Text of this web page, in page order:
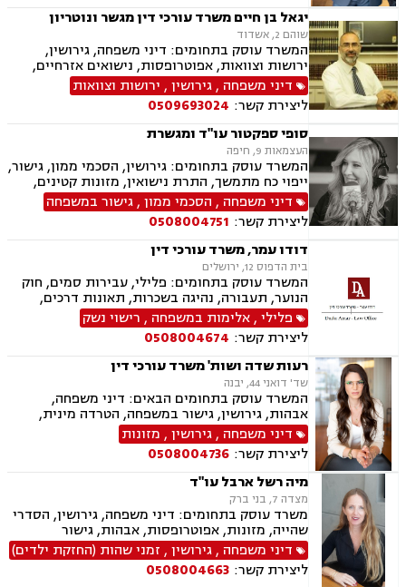
יגאל בן חיים משרד עורכי דין מגשר ונוטריון
שוהם 2, אשדוד
המשרד עוסק בתחומים: דיני משפחה, גירושין,
ירושות וצוואות, אפוטרופסות, נישואים אזרחיים,
גישור במשפחה, הסכמי ממון, נוטריון, אבהות,
אלימות במשפחה, ייצוג קטינים, ידועים בציבור,
מזונות, משמורת, מעמד אישי, דיני משפחה.
דיני משפחה ,גירושין, ירושות וצוואות
ליצירת קשר: 0509693024
סופי ספקטור עו"ד ומגשרת
העצמאות 9, חיפה
המשרד עוסק בתחומים: גירושין, הסכמי ממון, גישור,
ייפוי כח מתמשך, התרת נישואין, מזונות קטינים,
מזונות אשה, מדור, חטיפת ילדים, חלוקת רכוש, פרוק
שיתוף ,צווי הרחקה, צווי הטרדה מאיימת, צוואות
וירושות, עיזבונות, תביעות לאכיפות הסכם, ביזיון
בית משפט
דיני משפחה , הסכמי ממון,גישור במשפחה
ליצירת קשר: 0508004751
דודו עמר, משרד עורכי דין
בית הדפוס 12, ירושלים
המשרד עוסק בתחומים: פלילי, עבירות סמים, חוק
הנוער, תעבורה, נהיגה בשכרות, תאונות דרכים,
פסילת רשיון מנהלית ושלילת רישיון נהיגה, ייצוג
קטינים, אלימות במשפחה, ועדת שחרורים, מחיקת
רישום פלילי, רישוי נשק, המכון הרפואי לבטיחות
בדרכים
פלילי,אלימות במשפחה , רישוי נשק
ליצירת קשר: 0508004674
רעות שדה ושות' משרד עורכי דין
שד' דואני 44, יבנה
המשרד עוסק בתחומים הבאים: דיני משפחה,
אבהות, גירושין, גישור במשפחה, הטרדה מינית,
הסכמי ממון, ירושות וצוואות, ליטיגציה, מזונות,
משמורת, אלימות במשפחה, חלוקת רכוש, מעמד
אישי, זמני שהות, ייפוי כוח מתמשך.
דיני משפחה ,גירושין, מזונות
ליצירת קשר: 0508004736
מיה רשל ארבל עו"ד
מצדה 7, בני ברק
משרד עוסק בתחומים: דיני משפחה, גירושין, הסדרי
שהייה, מזונות, אפוטרופסות, אבהות, גישור
במשפחה, ידועים בציבור, הסכמי ממון, אבהות,
אלימות במשפחה, הורות חד מינית, מעמד אישי,
ירושות וצוואות, ייפוי כוח מתמשך
דיני משפחה ,גירושין, זמני שהות (החזקת ילדים)
ליצירת קשר: 0508004663